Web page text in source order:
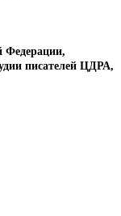
Федерации,
писателей ЦДРА,